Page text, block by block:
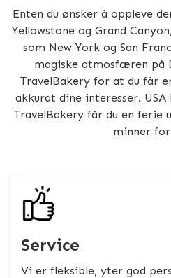
Enten du ønsker å oppleve
Yellowstone og Grand
som New York og San
magiske atmosfæren på
TravelBakery for at du får
akkurat dine interesser.
TravelBakery får du en ferie
minner
Service
Vi er fleksible, yter god